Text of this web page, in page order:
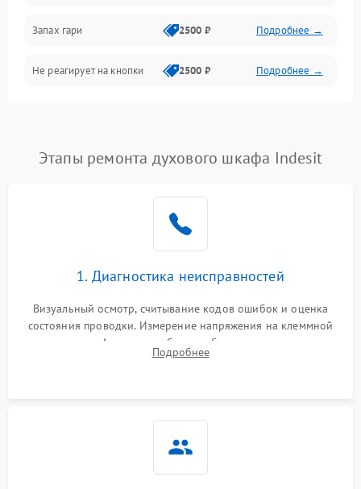
Запах гари 2500 ₽ Подробнее →
Не реагирует на кнопки 2500 ₽ Подробнее →
Этапы ремонта духового шкафа Indesit
1. Диагностика неисправностей
Визуальный осмотр, считывание кодов ошибок и оценка
состояния проводки. Измерение напряжения на клеммной
колодке. Анализ жалоб на проблемы с нагревом,
конвекцией, панелью управления или блокировкой дверцы.
Подробнее